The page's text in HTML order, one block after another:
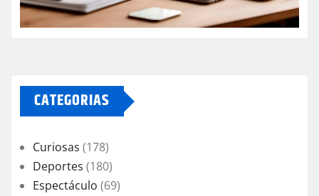
CATEGORIAS
Curiosas (178)
Deportes (180)
Espectáculo (69)